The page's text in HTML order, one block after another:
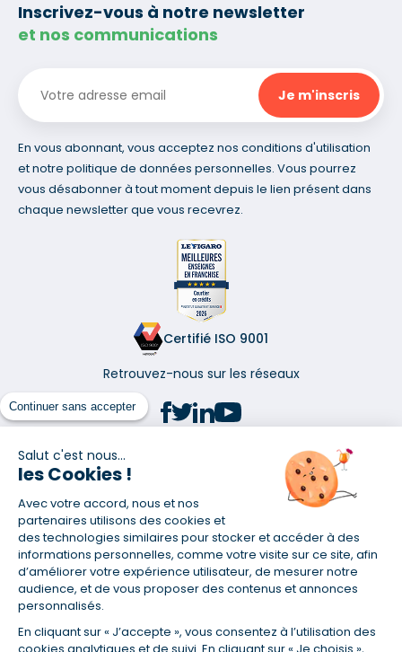
Continuer sans accepter
Salut c'est nous...
les Cookies !
Avec votre accord, nous et nos
partenaires utilisons des cookies et
des technologies similaires pour stocker et accéder à des
informations personnelles, comme votre visite sur ce site, afin
d’améliorer votre expérience utilisateur, de mesurer notre
audience, et de vous proposer des contenus et annonces
personnalisés.
En cliquant sur « J’accepte », vous consentez à l’utilisation des
cookies analytiques et de suivi. En cliquant sur « Je choisis »,
Inscrivez-vous à notre newsletter
et nos communications
En vous abonnant, vous acceptez nos conditions d'utilisation
et notre politique de données personnelles. Vous pourrez
vous désabonner à tout moment depuis le lien présent dans
chaque newsletter que vous recevrez.
Certifié ISO 9001
Retrouvez-nous sur les réseaux
(1) Taux fixe national hors assurance et selon votre profil
(2) Économie de 65 % pour l'assurance d'un prêt amortissable de 330
457,23 € à 0,90 % sur 19,5 ans, accordé à un salarié non cadre assuré à
100 % (décès, PTIA, IPP, ITT, IPP) âgé de 36 ans fumeur et une personne
salariée non cadre assurée à 100 % (décès, PTIA, IPP, ITT, IPP) âgée de 35
ans et non-fumeur, tous deux sans risque médical connu. Au
14/07/2019, coût de l'assurance proposée par la banque 179,08 €/mois
en moyenne contre 64,60 €/mois en moyenne au 14/07/2022 avec
Empruntis.com (TAEA : 0,44 %, coût total de l'assurance : 15 117,65 €).
(3) Taux minimum pour un crédit consommation d'un montant fixé entre
5 000 et 20 000 euros, selon profil et durée.